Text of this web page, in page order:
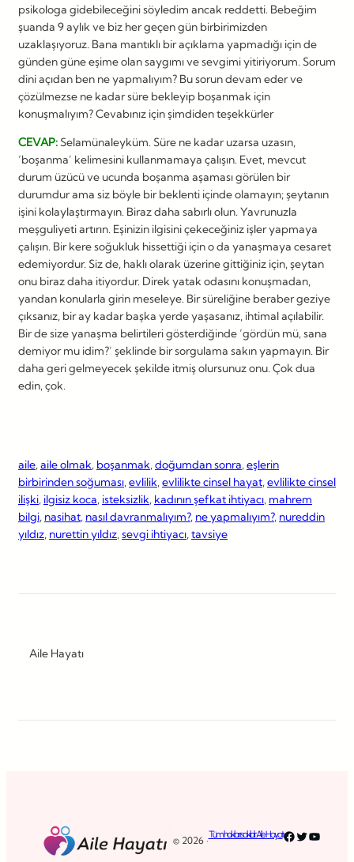
psikologa gidebileceğini söyledim ancak reddetti. Bebeğim
şuanda 9 aylık ve biz her geçen gün birbirimizden
uzaklaşıyoruz. Bana mantıklı bir açıklama yapmadığı için de
günden güne eşime olan saygımı ve sevgimi yitiriyorum. Sorum
dini açıdan ben ne yapmalıyım? Bu sorun devam eder ve
çözülmezse ne kadar süre bekleyip boşanmak için
konuşmalıyım? Cevabınız için şimdiden teşekkürler
CEVAP:Selamünaleyküm. Süre ne kadar uzarsa uzasın,
‘boşanma’ kelimesini kullanmamaya çalışın. Evet, mevcut
durum üzücü ve ucunda boşanma aşaması görülen bir
durumdur ama siz böyle bir beklenti içinde olamayın; şeytanın
işini kolaylaştırmayın. Biraz daha sabırlı olun. Yavrunuzla
meşguliyeti artırın. Eşinizin ilgisini çekeceğiniz işler yapmaya
çalışın. Bir kere soğukluk hissettiği için o da yanaşmaya cesaret
edemiyordur. Siz de, haklı olarak üzerine gittiğiniz için, şeytan
onu biraz daha itiyordur. Direk yatak odasını konuşmadan,
yandan konularla girin meseleye. Bir süreliğine beraber geziye
çıksanız, bir ay kadar başka yerde yaşasanız, ihtimal açılabilir.
Bir de size yanaşma belirtileri gösterdiğinde ‘gördün mü, sana
demiyor mu idim?’ şeklinde bir sorgulama sakın yapmayın. Bir
daha geri gelmeyecek şekilde itmiş olursunuz onu. Çok dua
edin, çok.
aile, aile olmak, boşanmak, doğumdan sonra, eşlerin
birbirinden soğuması, evlilik, evlilikte cinsel hayat, evlilikte cinsel
ilişki, ilgisiz koca, isteksizlik, kadının şefkat ihtiyacı, mahrem
bilgi, nasihat, nasıl davranmalıyım?, ne yapmalıyım?, nureddin
yıldız, nurettin yıldız, sevgi ihtiyacı, tavsiye
Aile Hayatı
© 2026 ·
Tüm hakları saklıdır. Aile HayatıFacebook
Twitter